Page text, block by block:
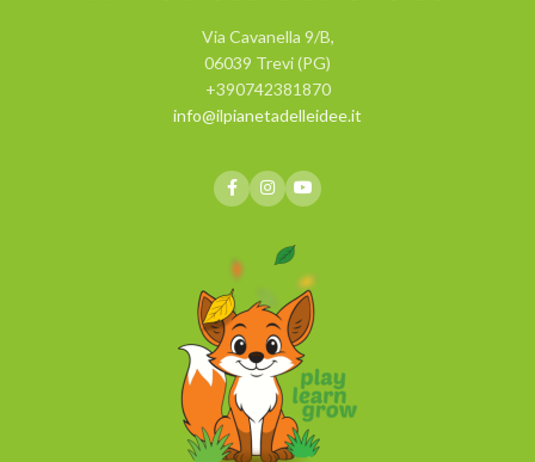
Via Cavanella 9/B,
06039 Trevi (PG)
+390742381870
info@ilpianetadelleidee.it